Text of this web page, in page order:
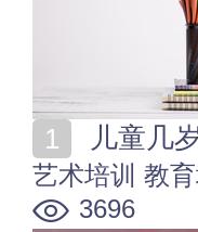
儿童几
艺术培训 教
3696